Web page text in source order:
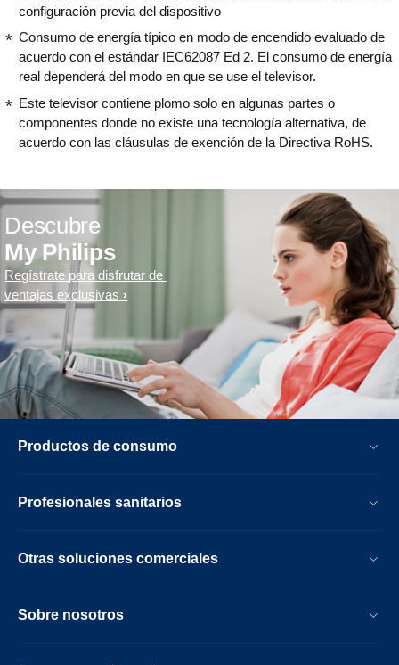
configuración previa del dispositivo
Consumo de energía típico en modo de encendido evaluado de
acuerdo con el estándar IEC62087 Ed 2. El consumo de energía
real dependerá del modo en que se use el televisor.
Este televisor contiene plomo solo en algunas partes o
componentes donde no existe una tecnología alternativa, de
acuerdo con las cláusulas de exención de la Directiva RoHS.
Descubre
My Philips
Regístrate para disfrutar de
ventajas exclusivas
Productos de consumo
Profesionales sanitarios
Otras soluciones comerciales
Sobre nosotros